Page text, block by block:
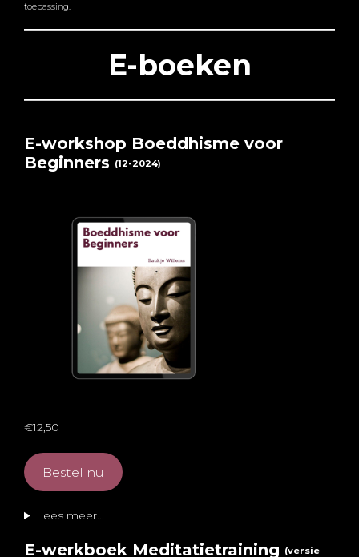
toepassing.
E-boeken
E-workshop Boeddhisme voor
Beginners (12-2024)
€12,50
Bestel nu
Lees meer…
E-werkboek Meditatietraining (versie